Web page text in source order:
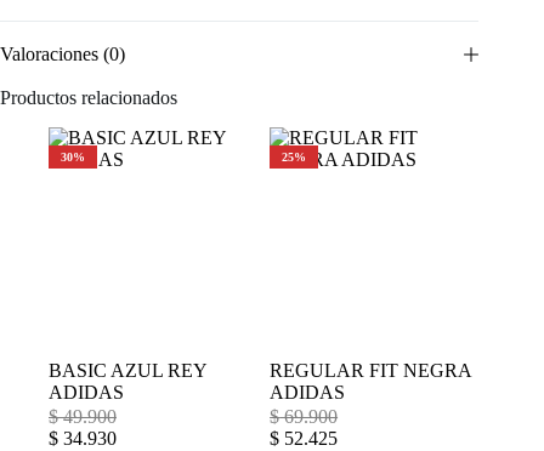
Valoraciones (0)
Productos relacionados
30%
BASIC AZUL REY
ADIDAS
$49.900
$ 34.930
25%
REGULAR FIT NEGRA
ADIDAS
$69.900
$ 52.425